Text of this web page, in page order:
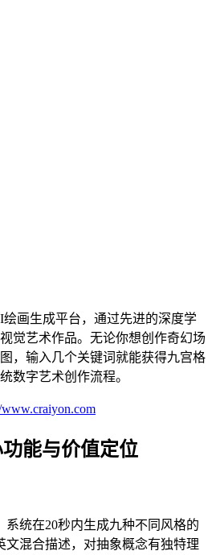
画生成平台，通过先进的深度学
觉艺术作品。无论你想创作奇幻场
，输入几个关键词就能获得九宫格
数字艺术创作流程。
www.craiyon.com
能与价值定位
系统在20秒内生成九种不同风格的
文混合描述，对抽象概念有独特理